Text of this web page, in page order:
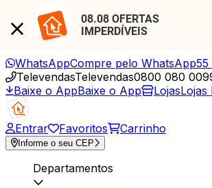
08.08 OFERTAS
IMPERDÍVEIS
WhatsAppCompre pelo WhatsApp55
TelevendasTelevendas0800 080
Baixe o AppBaixe o App LojasLojas
Entrar Favoritos Carrinho
Informe o seu CEP
Departamentos